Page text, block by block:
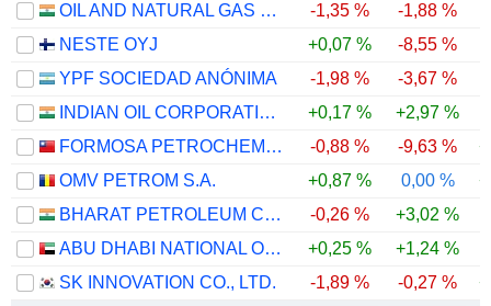
OIL AND NATURAL GAS CORPORATION LIMITED
-1,35 % -1,88 %
NESTE OYJ
+0,07 % -8,55 %
YPF SOCIEDAD ANÓNIMA
-1,98 % -3,67 %
INDIAN OIL CORPORATION LIMITED
+0,17 % +2,97 %
FORMOSA PETROCHEMICAL CORPORATION
-0,88 % -9,63 %
OMV PETROM S.A.
+0,87 % 0,00 %
BHARAT PETROLEUM CORPORATION LIMITED
-0,26 % +3,02 %
ABU DHABI NATIONAL OIL COMPANY FOR DISTRIBUTION
+0,25 % +1,24 %
SK INNOVATION CO., LTD.
-1,89 % -0,27 %